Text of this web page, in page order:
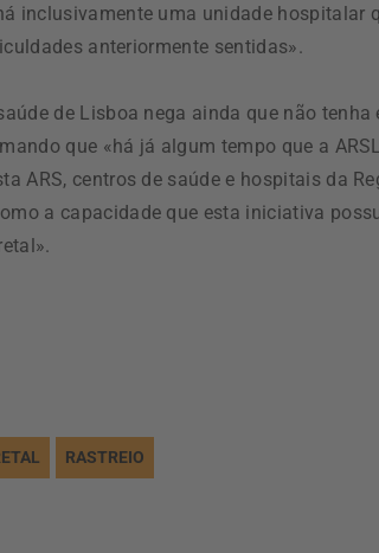
inclusivamente uma unidade hospitalar
anteriormente sentidas».
de Lisboa nega ainda que não
que «há já algum tempo que a
ARS, centros de saúde e hospitais da
a capacidade que esta iniciativa
RASTREIO